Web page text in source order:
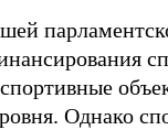
Однако